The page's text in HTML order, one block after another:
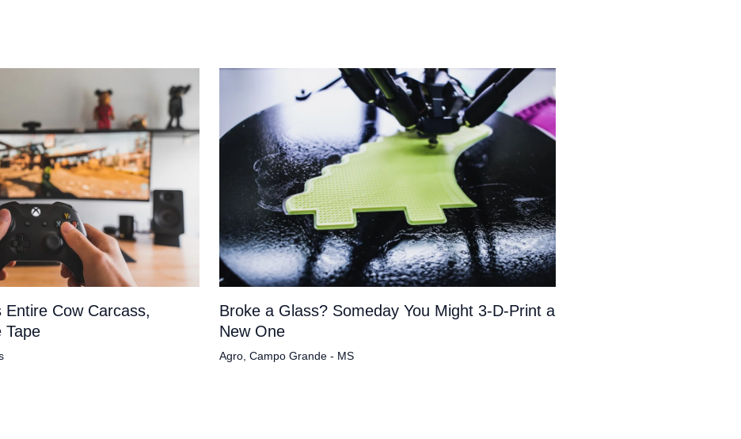
Cow Carcass,
Tape
Broke a Glass? Someday You Might 3-D-Print a
New One
Agro, Campo Grande - MS